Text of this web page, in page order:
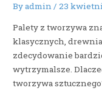
Byadmin/23
Palety z tworzywa
klasycznych,
zdecydowanie
wytrzymalsze.
tworzywa